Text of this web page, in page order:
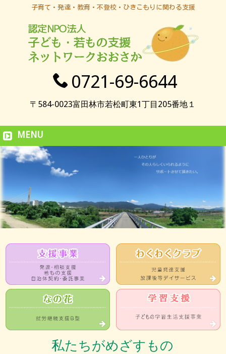
子育て・発達・教育・不登校・ひきこもりに関わる支援
0721-69-6644
〒584-0023富田林市若松町東1丁目205番地１
MENU
私たちがめざすもの